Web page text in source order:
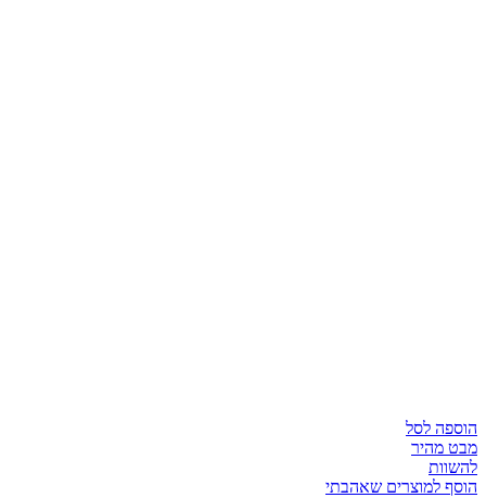
הוספה לסל
מבט מהיר
להשוות
הוסף למוצרים שאהבתי